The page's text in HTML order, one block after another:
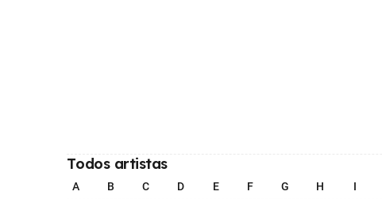
Todos artistas
A B C D E F G H I